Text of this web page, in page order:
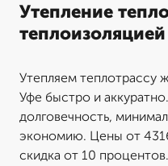
Утепление
Утепляем теплотрассу
Уфе быстро и
долговечность,
экономию. Цены от
скидка от 10